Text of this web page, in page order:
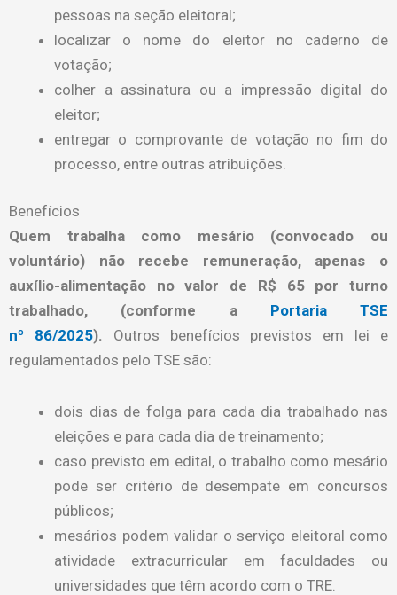
pessoas na seção eleitoral;
localizar o nome do eleitor no caderno de
votação;
colher a assinatura ou a impressão digital do
eleitor;
entregar o comprovante de votação no fim do
processo, entre outras atribuições.
Benefícios
Quem trabalha como mesário (convocado ou
voluntário) não recebe remuneração, apenas o
auxílio-alimentação no valor de R$ 65 por turno
trabalhado, (conforme a Portaria TSE
nº 86/2025). Outros benefícios previstos em lei e
regulamentados pelo TSE são:
dois dias de folga para cada dia trabalhado nas
eleições e para cada dia de treinamento;
caso previsto em edital, o trabalho como mesário
pode ser critério de desempate em concursos
públicos;
mesários podem validar o serviço eleitoral como
atividade extracurricular em faculdades ou
universidades que têm acordo com o TRE.